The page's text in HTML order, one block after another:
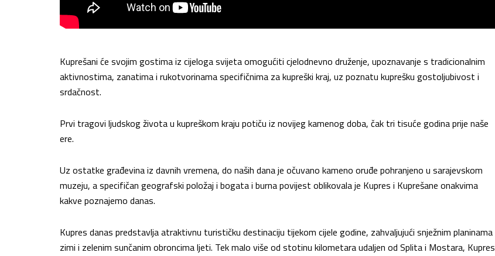
Kuprešani će svojim gostima iz cijeloga svijeta omogućiti cjelodnevno druženje, upoznavanje s tradicionalnim
aktivnostima, zanatima i rukotvorinama specifičnima za kupreški kraj, uz poznatu kuprešku gostoljubivost i
srdačnost.
Prvi tragovi ljudskog života u kupreškom kraju potiču iz novijeg kamenog doba, čak tri tisuće godina prije naše
ere.
Uz ostatke građevina iz davnih vremena, do naših dana je očuvano kameno oruđe pohranjeno u sarajevskom
muzeju, a specifičan geografski položaj i bogata i burna povijest oblikovala je Kupres i Kuprešane onakvima
kakve poznajemo danas.
Kupres danas predstavlja atraktivnu turističku destinaciju tijekom cijele godine, zahvaljujući snježnim planinama
zimi i zelenim sunčanim obroncima ljeti. Tek malo više od stotinu kilometara udaljen od Splita i Mostara, Kupres